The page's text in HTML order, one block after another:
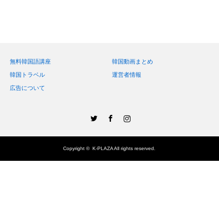
無料韓国語講座
韓国動画まとめ
韓国トラベル
運営者情報
広告について
Copyright ©K-PLAZAAll rights reserved.